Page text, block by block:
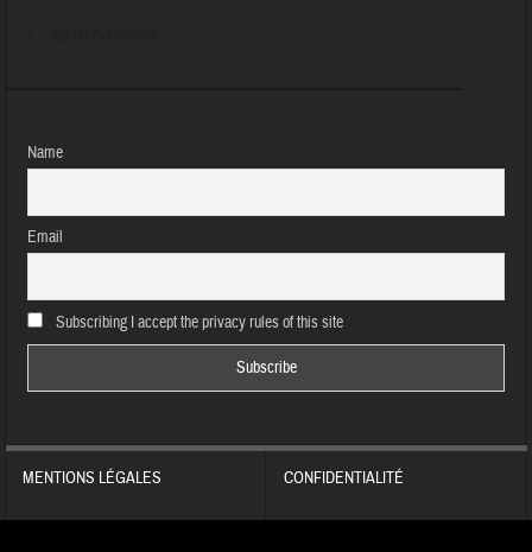
Name
Email
Subscribing I accept the privacy rules of this site
MENTIONS LÉGALES CONFIDENTIALITÉ